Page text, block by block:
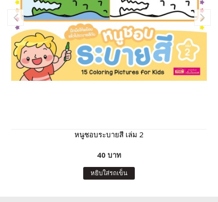
หนูชอบระบายสี เล่ม 2
40 บาท
หยิบใส่รถเข็น